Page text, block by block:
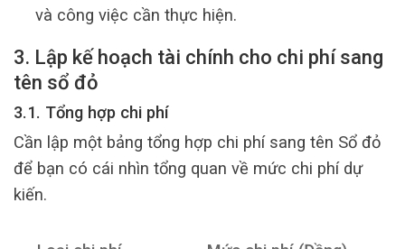
và công việc cần thực hiện.
3. Lập kế hoạch tài chính cho chi phí sang
tên sổ đỏ
3.1. Tổng hợp chi phí
Cần lập một bảng tổng hợp chi phí sang tên Sổ đỏ
để bạn có cái nhìn tổng quan về mức chi phí dự
kiến.